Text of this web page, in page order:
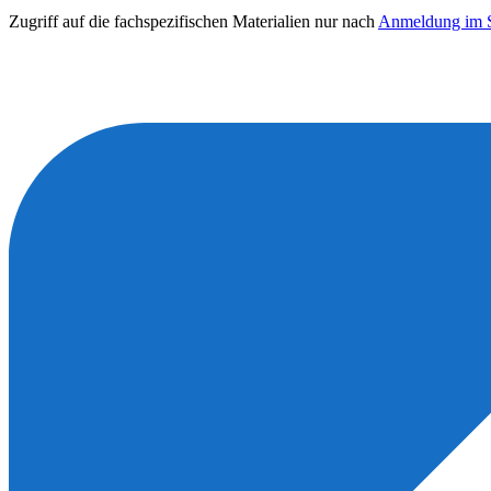
Zugriff auf die fachspezifischen Materialien nur nach Anmeldung im